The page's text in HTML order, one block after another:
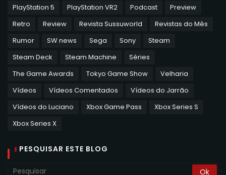
PlayStation 5
PlayStation VR2 Podcast
Preview
Retro
Review Revista Sussuworld
Revistas do Mês
Rumor
SW news Sega Sony
Steam
Steam Deck
Steam Machine
Séries
The Game Awards
Tokyo Game Show
Velharia
Vídeos
Vídeos Comentados
Vídeos do Jarrão
Vídeos do Luciano
Xbox Game Pass
Xbox Series S
Xbox Series X
PESQUISAR ESTE BLOG